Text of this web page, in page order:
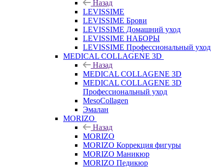
Назад
LEVISSIME
LEVISSIME Брови
LEVISSIME Домашний уход
LEVISSIME НАБОРЫ
LEVISSIME Профессиональный уход
MEDICAL COLLAGENE 3D
Назад
MEDICAL COLLAGENE 3D
MEDICAL COLLAGENE 3D
Профессиональный уход
MesoCollagen
Эмалан
MORIZO
Назад
MORIZO
MORIZO Коррекция фигуры
MORIZO Маникюр
MORIZO Педикюр